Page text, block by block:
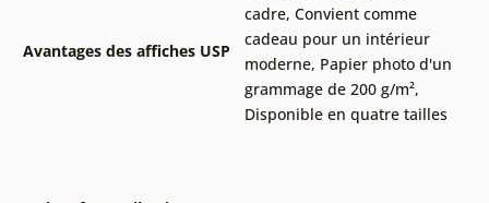
Avantages des affiches USP
cadre, Convient comme
cadeau pour un intérieur
moderne, Papier photo d'un
grammage de 200 g/m²,
Disponible en quatre tailles